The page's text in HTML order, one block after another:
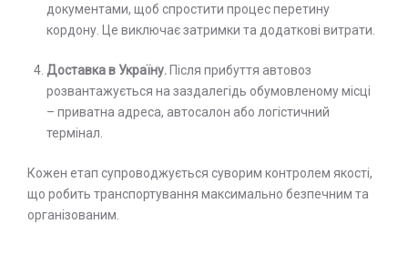
документами, щоб спростити процес перетину
кордону. Це виключає затримки та додаткові витрати.
Доставка в Україну. Після прибуття автовоз
розвантажується на заздалегідь обумовленому місці
– приватна адреса, автосалон або логістичний
термінал.
Кожен етап супроводжується суворим контролем якості,
що робить транспортування максимально безпечним та
організованим.